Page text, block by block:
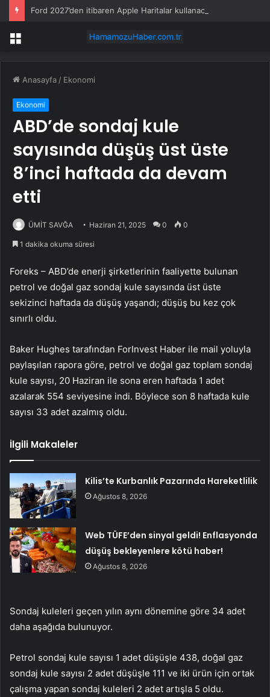
Ford 2027’den itibaren Apple Haritalar kullanacak
Menü
Anasayfa / Ekonomi
Ekonomi
ABD’de sondaj kule
sayısında düşüş üst üste
8’inci haftada da devam
etti
ÜMİT SAVĞA Haziran 21, 2025 0 0
1 dakika okuma süresi
Foreks – ABD’de enerji şirketlerinin faaliyette bulunan
petrol ve doğal gaz sondaj kule sayısında üst üste
sekizinci haftada da düşüş yaşandı; düşüş bu kez çok
sınırlı oldu.
Baker Hughes tarafından ForInvest Haber ile mail yoluyla
paylaşılan rapora göre, petrol ve doğal gaz toplam sondaj
kule sayısı, 20 Haziran ile sona eren haftada 1 adet
azalarak 554 seviyesine indi. Böylece son 8 haftada kule
sayısı 33 adet azalmış oldu.
İlgili Makaleler
Kilis’te Kurbanlık Pazarında Hareketlilik
Ağustos 8, 2026
Web TÜFE’den sinyal geldi! Enflasyonda
düşüş bekleyenlere kötü haber!
Ağustos 8, 2026
Sondaj kuleleri geçen yılın aynı dönemine göre 34 adet
daha aşağıda bulunuyor.
Petrol sondaj kule sayısı 1 adet düşüşle 438, doğal gaz
sondaj kule sayısı 2 adet düşüşle 111 ve iki ürün için ortak
çalışma yapan sondaj kuleleri 2 adet artışla 5 oldu.